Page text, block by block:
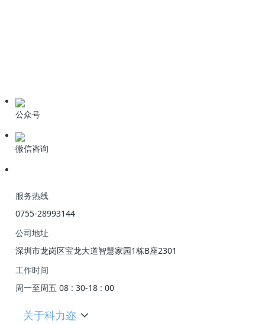
公众号
微信咨询
服务热线
0755-28993144
公司地址
深圳市龙岗区宝龙大道智慧家园1栋B座2301
工作时间
周一至周五 08 : 30-18 : 00
关于科力迩